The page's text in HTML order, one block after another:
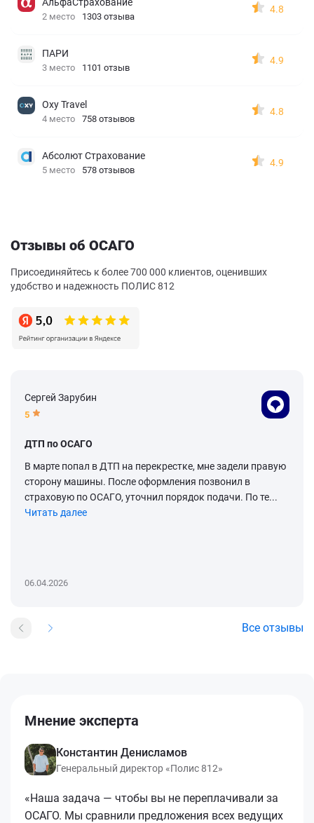
2 место 1303 отзыва
4.8
ПАРИ
3 место 1101 отзыв
4.9
Oxy Travel
4 место 758 отзывов
4.8
Абсолют Страхование
5 место 578 отзывов
4.9
Отзывы об ОСАГО
Присоединяйтесь к более 700 000 клиентов, оценивших
удобство и надежность ПОЛИС 812
Сергей Зарубин
5
ДТП по ОСАГО
В марте попал в ДТП на перекрестке, мне задели правую
сторону машины. После оформления позвонил в
страховую по ОСАГО, уточнил порядок подачи. По те...
Читать далее
06.04.2026
Все отзывы
Мнение эксперта
Константин Денисламов
Генеральный директор «Полис 812»
«Наша задача — чтобы вы не переплачивали за
ОСАГО. Мы сравнили предложения всех ведущих